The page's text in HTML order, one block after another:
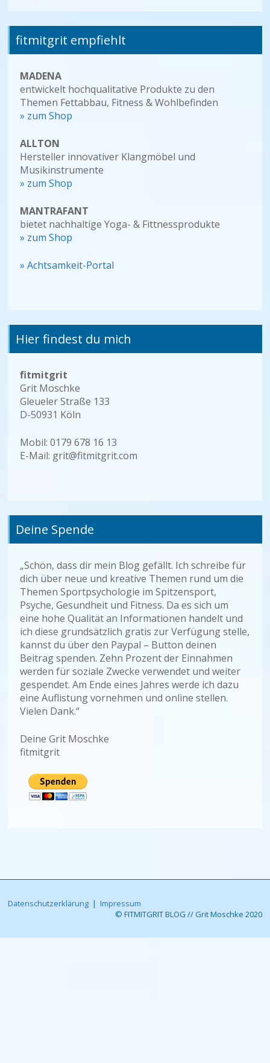
fitmitgrit empfiehlt
MADENA
entwickelt hochqualitative Produkte zu den
Themen Fettabbau, Fitness & Wohlbefinden
» zum Shop
ALLTON
Hersteller innovativer Klangmöbel und
Musikinstrumente
» zum Shop
MANTRAFANT
bietet nachhaltige Yoga- & Fittnessprodukte
» zum Shop
» Achtsamkeit-Portal
Hier findest du mich
fitmitgrit
Grit Moschke
Gleueler Straße 133
D-50931 Köln
Mobil: 0179 678 16 13
E-Mail: grit@fitmitgrit.com
Deine Spende
„Schön, dass dir mein Blog gefällt. Ich schreibe für
dich über neue und kreative Themen rund um die
Themen Sportpsychologie im Spitzensport,
Psyche, Gesundheit und Fitness. Da es sich um
eine hohe Qualität an Informationen handelt und
ich diese grundsätzlich gratis zur Verfügung stelle,
kannst du über den Paypal – Button deinen
Beitrag spenden. Zehn Prozent der Einnahmen
werden für soziale Zwecke verwendet und weiter
gespendet. Am Ende eines Jahres werde ich dazu
eine Auflistung vornehmen und online stellen.
Vielen Dank.“
Deine Grit Moschke
fitmitgrit
Datenschutzerklärung | Impressum
© FITMITGRIT BLOG // Grit Moschke 2020